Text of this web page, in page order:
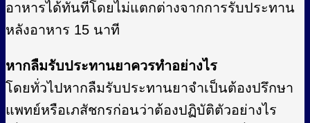
อาหารได้ทันทีโดยไม่แตกต่างจากการรับประทาน
หลังอาหาร 15 นาที
หากลืมรับประทานยาควรทำอย่างไร
โดยทั่วไปหากลืมรับประทานยาจำเป็นต้องปรึกษา
แพทย์หรือเภสัชกรก่อนว่าต้องปฏิบัติตัวอย่างไร